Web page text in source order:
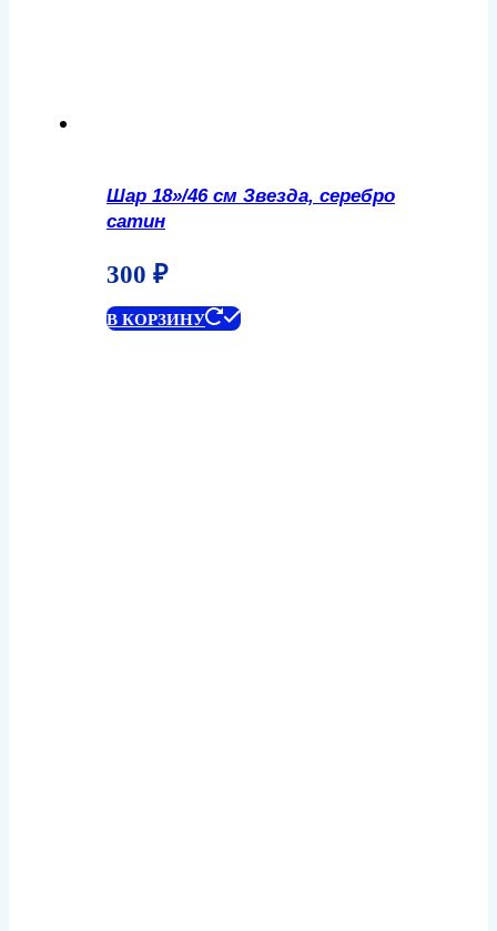
Шар 18»/46 см Звезда, серебро
сатин
300 ₽
В КОРЗИНУ